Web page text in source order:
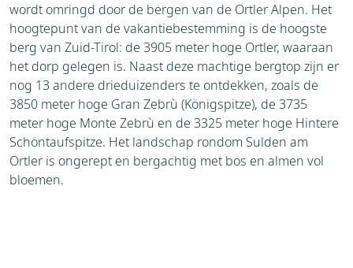
wordt omringd door de bergen van de Ortler Alpen. Het
hoogtepunt van de vakantiebestemming is de hoogste
berg van Zuid-Tirol: de 3905 meter hoge Ortler, waaraan
het dorp gelegen is. Naast deze machtige bergtop zijn er
nog 13 andere drieduizenders te ontdekken, zoals de
3850 meter hoge Gran Zebrù (Königspitze), de 3735
meter hoge Monte Zebrù en de 3325 meter hoge Hintere
Schöntaufspitze. Het landschap rondom Sulden am
Ortler is ongerept en bergachtig met bos en almen vol
bloemen.